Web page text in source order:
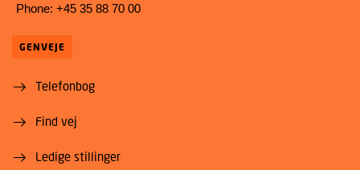
Phone: +45 35 88 70 00
GENVEJE
Telefonbog
Find vej
Ledige stillinger